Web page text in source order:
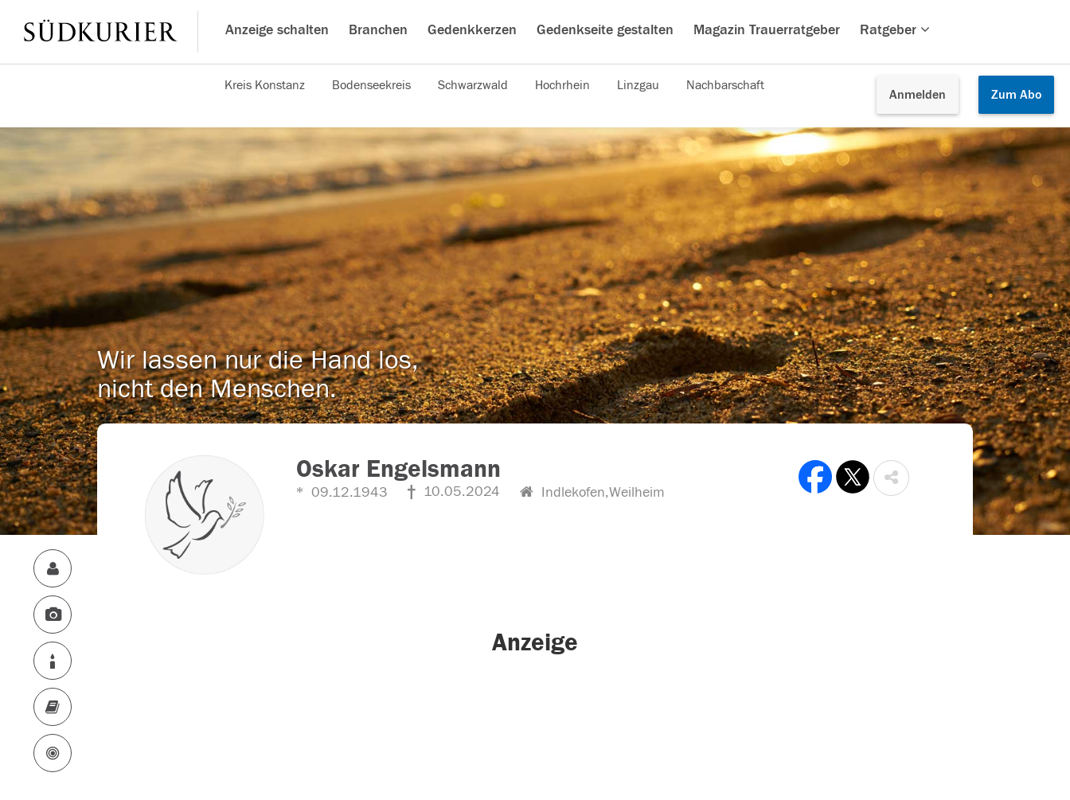
Anzeige schalten Branchen Gedenkkerzen Gedenkseite gestalten Magazin Trauerratgeber Ratgeber
Anmelden Zum Abo
Kreis Konstanz Bodenseekreis Schwarzwald Hochrhein Linzgau Nachbarschaft
Wir lassen nur die Hand los,
nicht den Menschen.
Oskar Engelsmann
09.12.1943 10.05.2024 Indlekofen,Weilheim
Anzeige